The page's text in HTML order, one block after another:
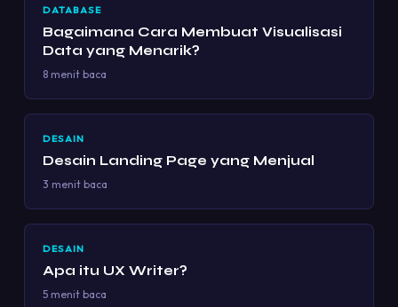
DATABASE
Bagaimana Cara Membuat Visualisasi
Data yang Menarik?
8 menit baca
DESAIN
Desain Landing Page yang Menjual
3 menit baca
DESAIN
Apa itu UX Writer?
5 menit baca